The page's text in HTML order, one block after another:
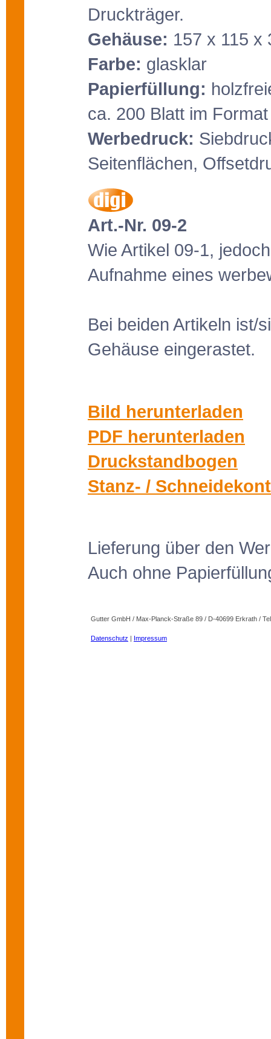
Druckträger.
Gehäuse: 157 x 115 x
Farbe: glasklar
Papierfüllung:
ca. 200 Blatt im
Werbedruck:
Seitenflächen,
Art.-Nr. 09-2
Wie Artikel 09-1,
Aufnahme eines
Bei beiden Artikeln ist/
Gehäuse eingerastet.
Bild herunterladen
PDF herunterladen
Druckstandbogen
Stanz- /
Lieferung über den
Auch ohne
Gutter GmbH / Max-Planck-Straße 89 / D-40699 Erkrath /
Datenschutz | Impressum